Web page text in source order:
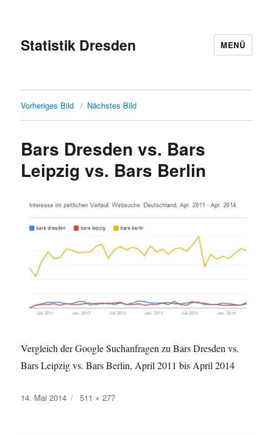
Statistik Dresden MENÜ
Vorheriges Bild Nächstes Bild
Bars Dresden vs. Bars
Leipzig vs. Bars Berlin
Vergleich der Google Suchanfragen zu Bars Dresden vs.
Bars Leipzig vs. Bars Berlin, April 2011 bis April 2014
Veröffentlicht
14. Mai 2014 Originalgröße
511 × 277